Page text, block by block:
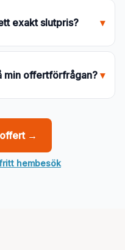
exakt slutpris? ▾
min offertförfrågan? ▾
→
hembesök